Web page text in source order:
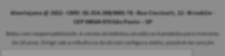
Alentejana @ 2022 - CNPJ: 02.314.269/0001-78 - Rua Cincinati, 12 - Brooklin -
CEP 04564-070 São Paulo – SP
Beba com responsabilidade. A venda de bebidas alcoólicas é proibida para menores
de 18 anos. Dirigir sob a influência de álcool configura delito, passível de sanção